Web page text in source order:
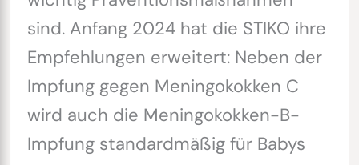
sind. Anfang 2024 hat die STIKO ihre
Empfehlungen erweitert: Neben der
Impfung gegen Meningokokken C
wird auch die Meningokokken-B-
Impfung standardmäßig für Babys